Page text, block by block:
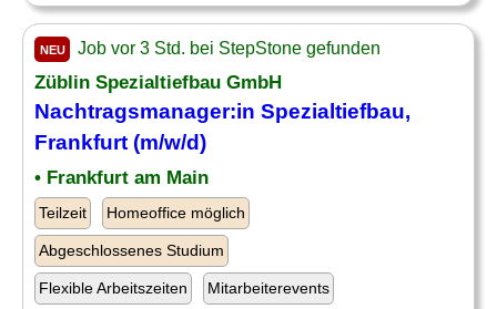
NEU Job vor 3 Std. bei StepStone gefunden
Züblin Spezialtiefbau GmbH
Nachtragsmanager:in Spezialtiefbau,
Frankfurt (m/w/d)
• Frankfurt am Main
Teilzeit Homeoffice möglich
Abgeschlossenes Studium
Flexible Arbeitszeiten Mitarbeiterevents